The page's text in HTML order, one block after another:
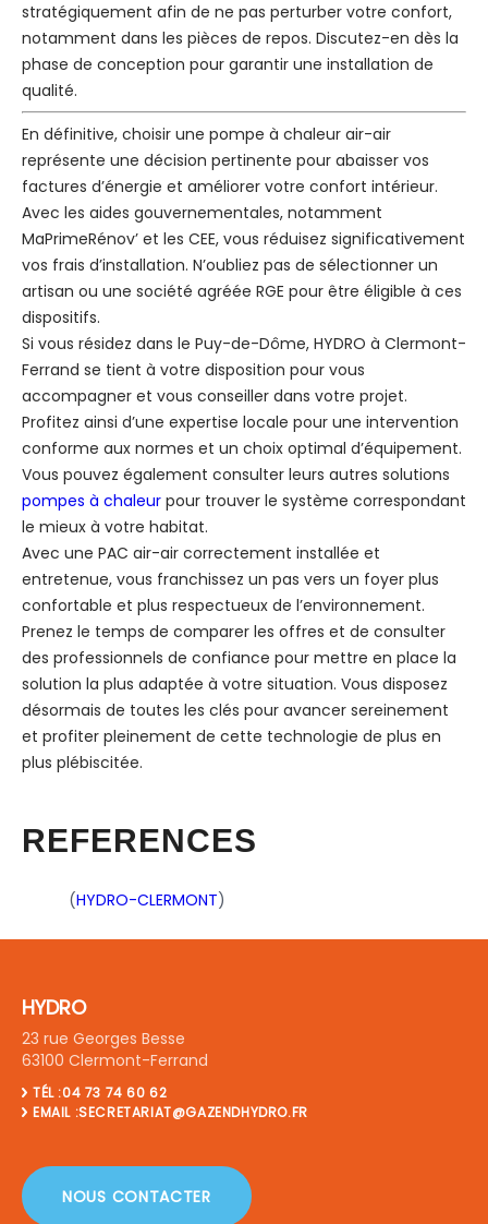
stratégiquement afin de ne pas perturber votre confort,
notamment dans les pièces de repos. Discutez-en dès la
phase de conception pour garantir une installation de
qualité.
En définitive, choisir une pompe à chaleur air-air
représente une décision pertinente pour abaisser vos
factures d’énergie et améliorer votre confort intérieur.
Avec les aides gouvernementales, notamment
MaPrimeRénov’ et les CEE, vous réduisez significativement
vos frais d’installation. N’oubliez pas de sélectionner un
artisan ou une société agréée RGE pour être éligible à ces
dispositifs.
Si vous résidez dans le Puy-de-Dôme, HYDRO à Clermont-
Ferrand se tient à votre disposition pour vous
accompagner et vous conseiller dans votre projet.
Profitez ainsi d’une expertise locale pour une intervention
conforme aux normes et un choix optimal d’équipement.
Vous pouvez également consulter leurs autres solutions
pompes à chaleur pour trouver le système correspondant
le mieux à votre habitat.
Avec une PAC air-air correctement installée et
entretenue, vous franchissez un pas vers un foyer plus
confortable et plus respectueux de l’environnement.
Prenez le temps de comparer les offres et de consulter
des professionnels de confiance pour mettre en place la
solution la plus adaptée à votre situation. Vous disposez
désormais de toutes les clés pour avancer sereinement
et profiter pleinement de cette technologie de plus en
plus plébiscitée.
REFERENCES
(HYDRO-CLERMONT)
HYDRO
23 rue Georges Besse
63100 Clermont-Ferrand
TÉL :04 73 74 60 62
EMAIL :SECRETARIAT@GAZENDHYDRO.FR
NOUS CONTACTER